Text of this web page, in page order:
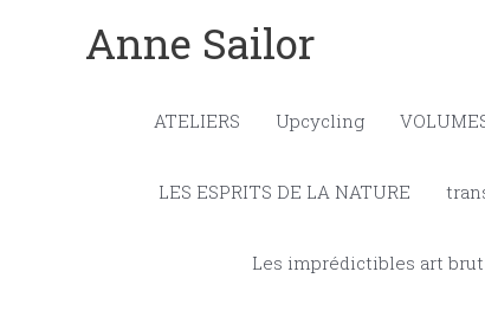
Anne Sailor
ATELIERS Upcycling
LES ESPRITS DE LA NATURE
Les imprédictibles art brut